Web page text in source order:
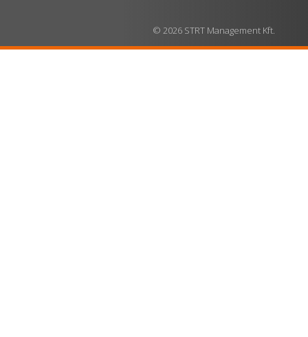
© 2026 STRT Management Kft.